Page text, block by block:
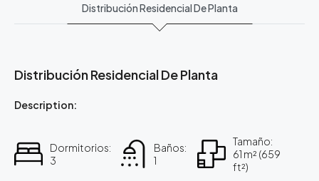
Distribución Residencial De Planta
Distribución Residencial De Planta
Description:
Dormitorios:
3
Baños:
1
Tamaño:
61 m² (659
ft²)